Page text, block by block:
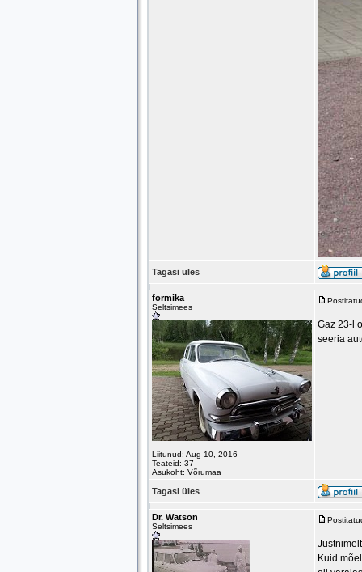
Tagasi üles
formika
Seltsimees
Liitunud: Aug 10, 2016
Teateid: 37
Asukoht: Võrumaa
Gaz 23-l
seeria
Tagasi üles
Dr. Watson
Seltsimees
Kuid